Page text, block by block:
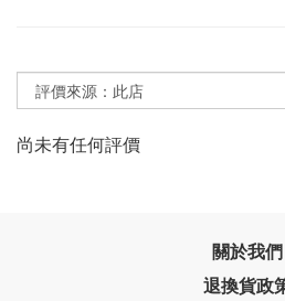
尚未有任何評價
關於我們
退換貨政